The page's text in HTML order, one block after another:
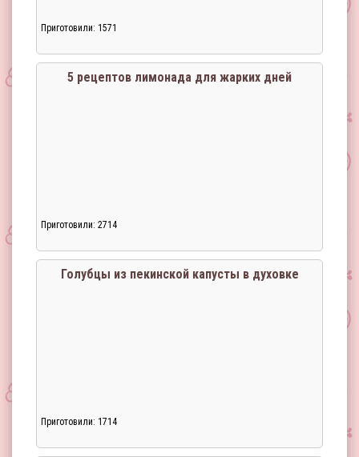
Приготовили: 1571
5 рецептов лимонада для жарких дней
Приготовили: 2714
Голубцы из пекинской капусты в духовке
Приготовили: 1714